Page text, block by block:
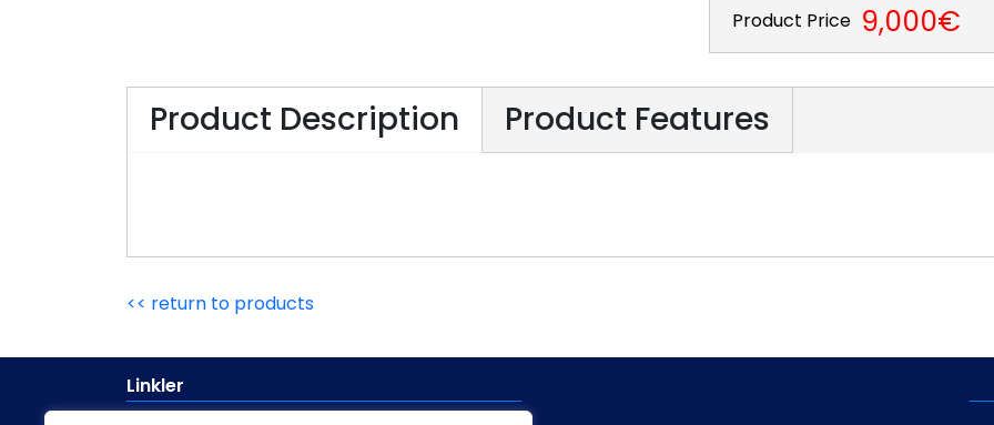
Product Price 9,000€
Product Description Product Features
<< return to products
Linkler